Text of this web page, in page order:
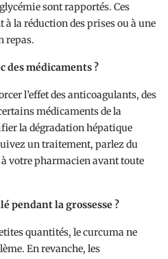
sont rapportés. Ces
à la réduction des prises ou à une
repas.
des médicaments ?
l’effet des anticoagulants, des
médicaments de la
la dégradation hépatique
un traitement, parlez du
votre pharmacien avant toute
pendant la grossesse ?
quantités, le curcuma ne
En revanche, les